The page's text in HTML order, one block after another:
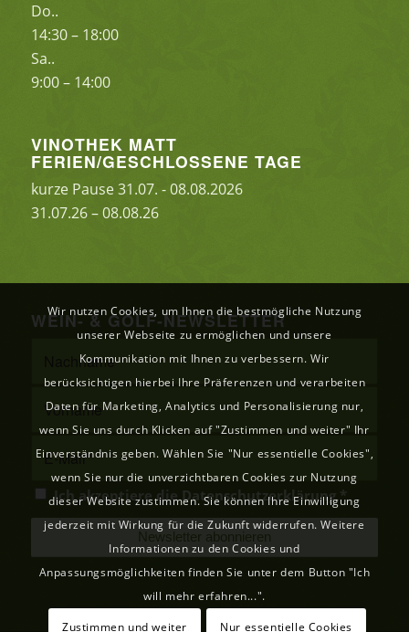
Do..
14:30 – 18:00
Sa..
9:00 – 14:00
VINOTHEK MATT
FERIEN/GESCHLOSSENE TAGE
kurze Pause 31.07. - 08.08.2026
31.07.26 – 08.08.26
WEIN- & GOLF-NEWSLETTER
Ich akzeptiere dieDatenschutzerklärung *
Wir nutzen Cookies, um Ihnen die bestmögliche Nutzung
unserer Webseite zu ermöglichen und unsere
Kommunikation mit Ihnen zu verbessern. Wir
berücksichtigen hierbei Ihre Präferenzen und verarbeiten
Daten für Marketing, Analytics und Personalisierung nur,
wenn Sie uns durch Klicken auf "Zustimmen und weiter" Ihr
Einverständnis geben. Wählen Sie "Nur essentielle Cookies",
wenn Sie nur die unverzichtbaren Cookies zur Nutzung
dieser Website zustimmen. Sie können Ihre Einwilligung
jederzeit mit Wirkung für die Zukunft widerrufen. Weitere
Informationen zu den Cookies und
Anpassungsmöglichkeiten finden Sie unter dem Button "Ich
will mehr erfahren...".
Zustimmen und weiter Nur essentielle Cookies